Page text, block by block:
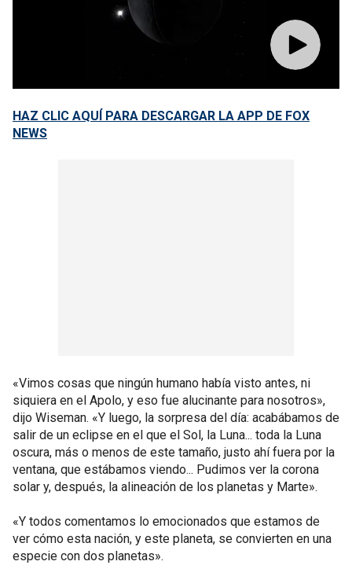
HAZ CLIC AQUÍ PARA DESCARGAR LA APP DE FOX
NEWS
«Vimos cosas que ningún humano había visto antes, ni
siquiera en el Apolo, y eso fue alucinante para nosotros»,
dijo Wiseman. «Y luego, la sorpresa del día: acabábamos de
salir de un eclipse en el que el Sol, la Luna... toda la Luna
oscura, más o menos de este tamaño, justo ahí fuera por la
ventana, que estábamos viendo... Pudimos ver la corona
solar y, después, la alineación de los planetas y Marte».
«Y todos comentamos lo emocionados que estamos de
ver cómo esta nación, y este planeta, se convierten en una
especie con dos planetas».